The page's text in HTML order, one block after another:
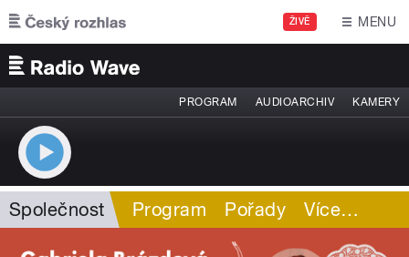
Přejít k hlavnímu obsahu
ŽIVĚ MENU
PROGRAM AUDIOARCHIV KAMERY
Společnost Program Pořady Více…